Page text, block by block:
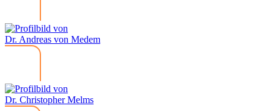
Dr. Andreas von Medem
Dr. Christopher Melms